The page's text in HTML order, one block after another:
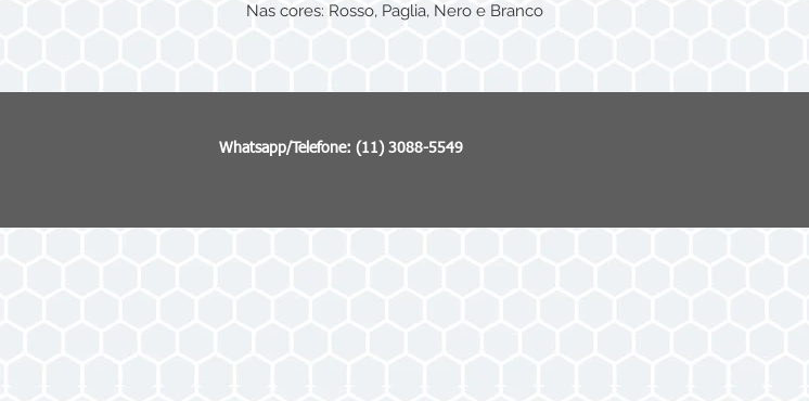
Nas cores: Rosso, Paglia, Nero e Branco
Whatsapp/Telefone: (11) 3088-5549